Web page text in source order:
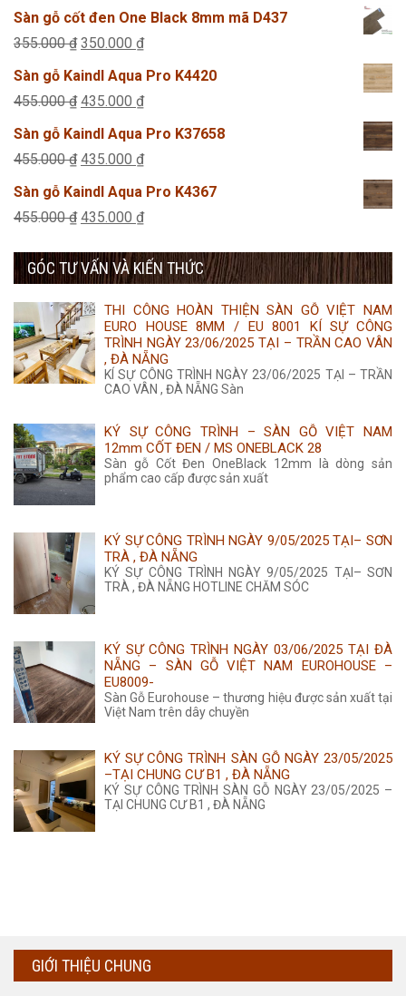
gốc
là:
hiện
tại
425.000 ₫.
Sàn gỗ cốt đen One Black 8mm mã D437
355.000₫ Giá
gốc
là:
350.000 ₫Giá
hiện
tại
350.000 ₫.
Sàn gỗ Kaindl Aqua Pro K4420
455.000₫ Giá
gốc
là:
435.000 ₫Giá
hiện
tại
435.000 ₫.
Sàn gỗ Kaindl Aqua Pro K37658
455.000₫ Giá
gốc
là:
435.000 ₫Giá
hiện
tại
435.000 ₫.
Sàn gỗ Kaindl Aqua Pro K4367
455.000₫ Giá
là:
435.000 ₫Giá
tại
435.000 ₫.
GÓC TƯ VẤN VÀ KIẾN THỨC
THI CÔNG HOÀN THIỆN SÀN GỖ VIỆT NAM
EURO HOUSE 8MM / EU 8001 KÍ SỰ CÔNG
TRÌNH NGÀY 23/06/2025 TẠI – TRẦN CAO VÂN
, ĐÀ NẴNG
KÍ SỰ CÔNG TRÌNH NGÀY 23/06/2025 TẠI – TRẦN
CAO VÂN , ĐÀ NẴNG Sàn
KÝ SỰ CÔNG TRÌNH – SÀN GỖ VIỆT NAM
12mm CỐT ĐEN / MS ONEBLACK 28
Sàn gỗ Cốt Đen OneBlack 12mm là dòng sản
phẩm cao cấp được sản xuất
KÝ SỰ CÔNG TRÌNH NGÀY 9/05/2025 TẠI– SƠN
TRÀ , ĐÀ NẴNG
KÝ SỰ CÔNG TRÌNH NGÀY 9/05/2025 TẠI– SƠN
TRÀ , ĐÀ NẴNG HOTLINE CHĂM SÓC
KÝ SỰ CÔNG TRÌNH NGÀY 03/06/2025 TẠI ĐÀ
NẴNG – SÀN GỖ VIỆT NAM EUROHOUSE –
EU8009-
Sàn Gỗ Eurohouse – thương hiệu được sản xuất tại
Việt Nam trên dây chuyền
KÝ SỰ CÔNG TRÌNH SÀN GỖ NGÀY 23/05/2025
–TẠI CHUNG CƯ B1 , ĐÀ NẴNG
KÝ SỰ CÔNG TRÌNH SÀN GỖ NGÀY 23/05/2025 –
TẠI CHUNG CƯ B1 , ĐÀ NẴNG
GIỚI THIỆU CHUNG